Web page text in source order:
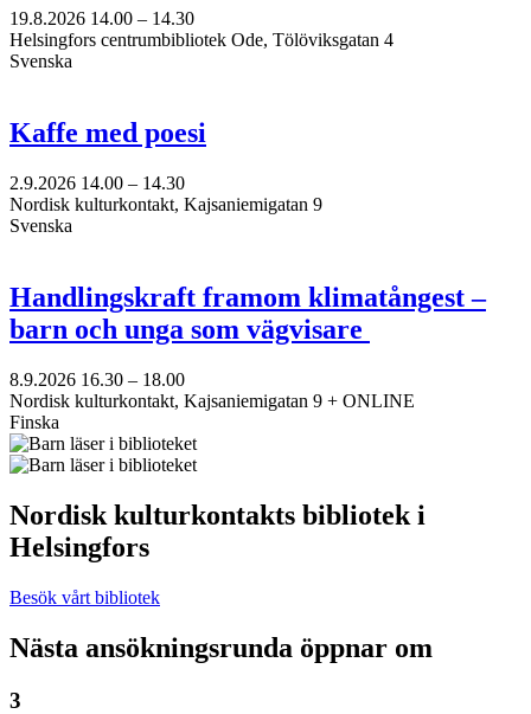
19.8.2026 14.00 – 14.30
Helsingfors centrumbibliotek Ode, Tölöviksgatan 4
Svenska
Kaffe med poesi
2.9.2026 14.00 – 14.30
Nordisk kulturkontakt, Kajsaniemigatan 9
Svenska
Handlingskraft framom klimatångest –
barn och unga som vägvisare
8.9.2026 16.30 – 18.00
Nordisk kulturkontakt, Kajsaniemigatan 9 + ONLINE
Finska
Nordisk kulturkontakts bibliotek i
Helsingfors
Besök vårt bibliotek
Nästa ansökningsrunda öppnar om
3